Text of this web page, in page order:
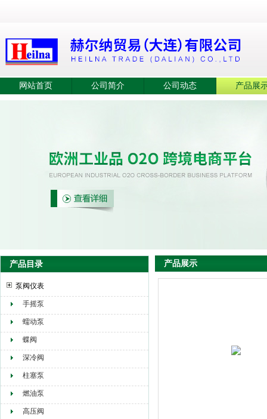
赫尔纳贸易（大连）有限公司
网站首页 公司简介 公司动态 产品展
产品目录
泵阀仪表
手摇泵
蠕动泵
蝶阀
深冷阀
柱塞泵
燃油泵
高压阀
产品展示